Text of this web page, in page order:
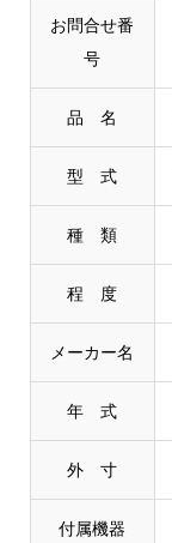
お問合せ番
号
品 名
型 式
種 類
程 度
メーカー名
年 式
外 寸
付属機器